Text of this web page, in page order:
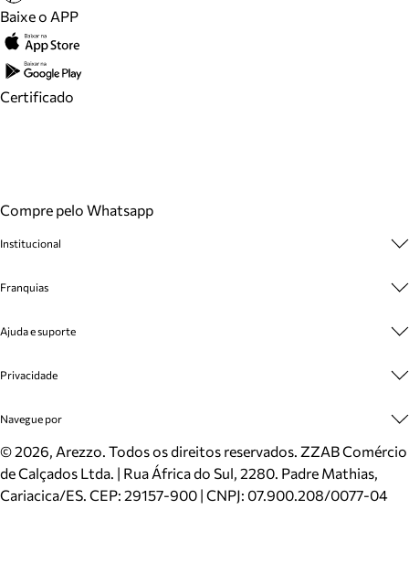
Baixe o APP
Certificado
Compre pelo Whatsapp
Institucional
Cashback
Venda Corporativa
Mapa do Site
Inverno
Mundo Arezzo
Franquias
Plano de Negócio
Ajuda e suporte
Cadastro
Meus Pedidos
Trocas e Devoluções
Cartão Presente
Localizador de lojas
Privacidade
Politica e Privacidade
Navegue por
Sapatos
Bolsas
Scarpins
©2026, Arezzo. Todos os direitos reservados. ZZAB Comércio
de Calçados Ltda. | Rua África do Sul, 2280. Padre Mathias,
Cariacica/ES. CEP: 29157-900 | CNPJ: 07.900.208/0077-04